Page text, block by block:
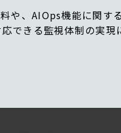
や、AIOps機能に関す
できる監視体制の実現